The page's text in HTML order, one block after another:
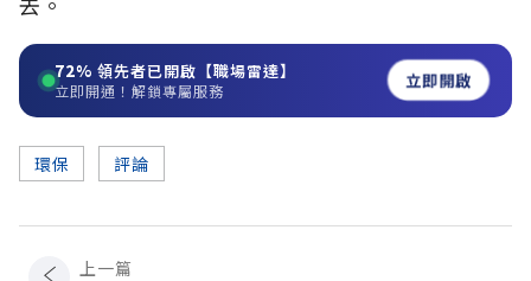
72% 領先者已開啟【職場雷達】
立即開通！解鎖專屬服務 立即開啟
環保 評論
上一篇